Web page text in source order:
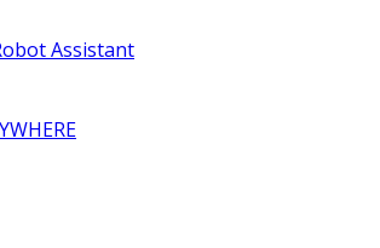
Assistant